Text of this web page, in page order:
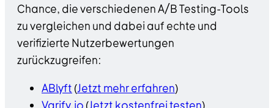
Chance, die verschiedenen A/B Testing-Tools
zu vergleichen und dabei auf echte und
verifizierte Nutzerbewertungen
zurückzugreifen:
ABlyft (Jetzt mehr erfahren)